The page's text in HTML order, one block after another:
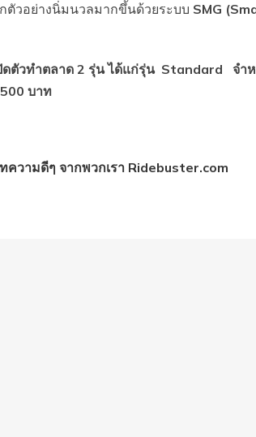
ตัวอย่างนิ่มนวลมากขึ้นด้วยระบบ SMG
ดตัวทำตลาด 2 รุ่น ได้แก่รุ่น Standard จ
บาท
ความดีๆ จากพวกเรา Ridebuster.com